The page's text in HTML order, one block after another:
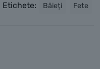
Etichete: Băieți Fete